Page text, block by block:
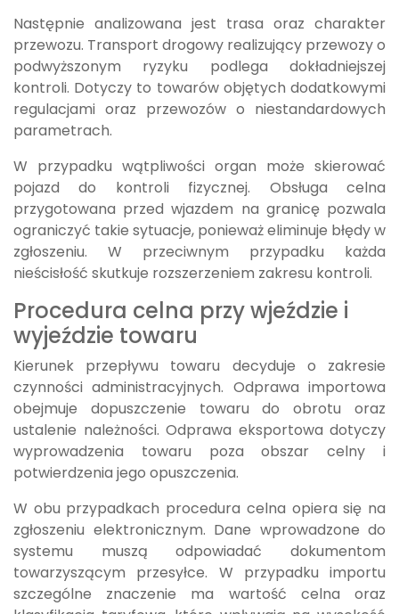
Następnie analizowana jest trasa oraz charakter
przewozu. Transport drogowy realizujący przewozy o
podwyższonym ryzyku podlega dokładniejszej
kontroli. Dotyczy to towarów objętych dodatkowymi
regulacjami oraz przewozów o niestandardowych
parametrach.
W przypadku wątpliwości organ może skierować
pojazd do kontroli fizycznej. Obsługa celna
przygotowana przed wjazdem na granicę pozwala
ograniczyć takie sytuacje, ponieważ eliminuje błędy w
zgłoszeniu. W przeciwnym przypadku każda
nieścisłość skutkuje rozszerzeniem zakresu kontroli.
Procedura celna przy wjeździe i
wyjeździe towaru
Kierunek przepływu towaru decyduje o zakresie
czynności administracyjnych. Odprawa importowa
obejmuje dopuszczenie towaru do obrotu oraz
ustalenie należności. Odprawa eksportowa dotyczy
wyprowadzenia towaru poza obszar celny i
potwierdzenia jego opuszczenia.
W obu przypadkach procedura celna opiera się na
zgłoszeniu elektronicznym. Dane wprowadzone do
systemu muszą odpowiadać dokumentom
towarzyszącym przesyłce. W przypadku importu
szczególne znaczenie ma wartość celna oraz